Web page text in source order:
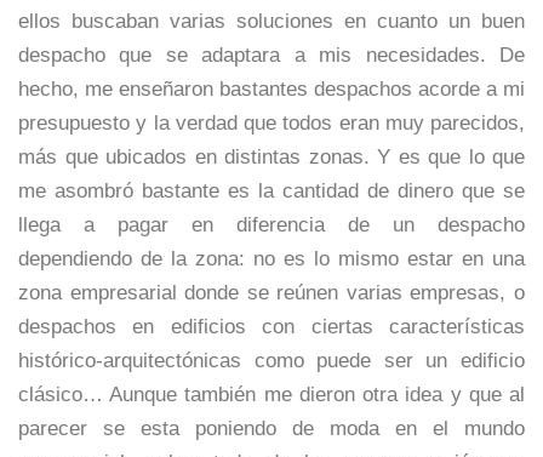
ellos buscaban varias soluciones en cuanto un buen
despacho que se adaptara a mis necesidades. De
hecho, me enseñaron bastantes despachos acorde a mi
presupuesto y la verdad que todos eran muy parecidos,
más que ubicados en distintas zonas. Y es que lo que
me asombró bastante es la cantidad de dinero que se
llega a pagar en diferencia de un despacho
dependiendo de la zona: no es lo mismo estar en una
zona empresarial donde se reúnen varias empresas, o
despachos en edificios con ciertas características
histórico-arquitectónicas como puede ser un edificio
clásico… Aunque también me dieron otra idea y que al
parecer se esta poniendo de moda en el mundo